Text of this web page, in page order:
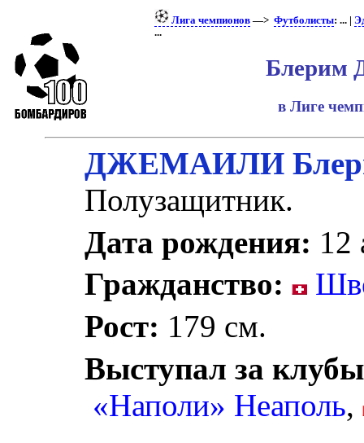
Лига чемпионов —>Футболисты: ... |
...
Блерим
в Лиге
ДЖЕМАИЛИ
Полузащитник.
Дата рождения: 12
Гражданство:
Рост: 179 см.
Выступал за
«Наполи» Неаполь,